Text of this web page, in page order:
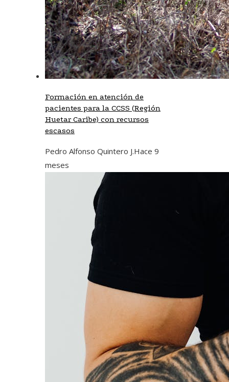
Formación en atención de
pacientes para la CCSS (Región
Huetar Caribe) con recursos
escasos
Pedro Alfonso Quintero J.Hace 9
meses